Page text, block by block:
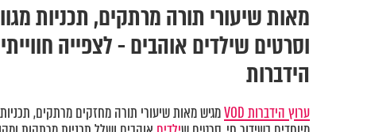
מאות שיעורי תורה מרתקים, תכניות
וסרטים שילדים אוהבים - לצפייה
הידברות
ערוץ הידברות VOD מגיש מאות שיעורי תורה מחזקים מרתקים, תכניות